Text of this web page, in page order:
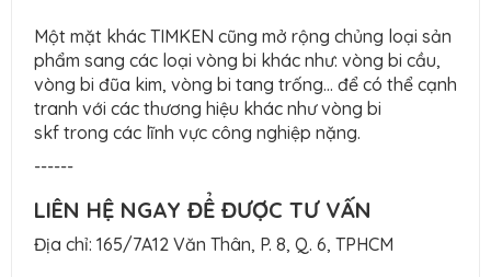
Một mặt khác TIMKEN cũng mở rộng chủng loại sản
phẩm sang các loại vòng bi khác như: vòng bi cầu,
vòng bi đũa kim, vòng bi tang trống… để có thể cạnh
tranh với các thương hiệu khác như vòng bi
skf trong các lĩnh vực công nghiệp nặng.
------
LIÊN HỆ NGAY ĐỂ ĐƯỢC TƯ VẤN
Địa chỉ: 165/7A12 Văn Thân, P. 8, Q. 6, TPHCM